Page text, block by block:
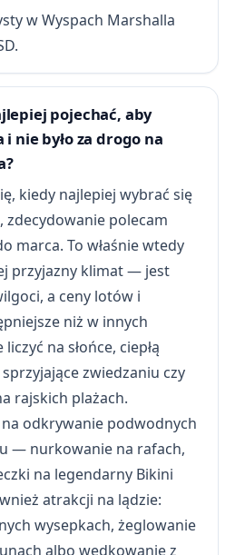
w Wyspach Marshalla
pojechać, aby
i nie było za drogo na
kiedy najlepiej wybrać się
zdecydowanie polecam
marca. To właśnie wtedy
przyjazny klimat — jest
a ceny lotów i
niż w innych
na słońce, ciepłą
zwiedzaniu czy
rajskich plażach.
odkrywanie podwodnych
— nurkowanie na rafach,
na legendarny Bikini
atrakcji na lądzie:
wysepkach, żeglowanie
albo wędkowanie z